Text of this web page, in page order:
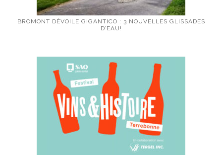
BROMONT DÉVOILE GIGANTICO : 3 NOUVELLES GLISSADES
D’EAU!